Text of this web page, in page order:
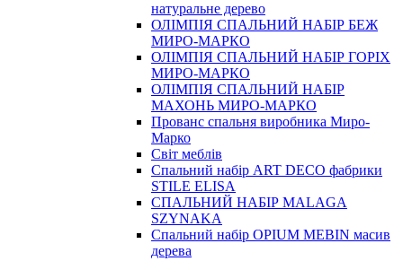
натуральне дерево
ОЛІМПІЯ СПАЛЬНИЙ НАБІР БЕЖ
МИРО-МАРКО
ОЛІМПІЯ СПАЛЬНИЙ НАБІР ГОРІХ
МИРО-МАРКО
ОЛІМПІЯ СПАЛЬНИЙ НАБІР
МАХОНЬ МИРО-МАРКО
Прованс спальня виробника Миро-
Марко
Світ меблів
Спальний набір ART DECO фабрики
STILE ELISA
СПАЛЬНИЙ НАБІР MALAGA
SZYNAKA
Спальний набір OPIUM MEBIN масив
дерева